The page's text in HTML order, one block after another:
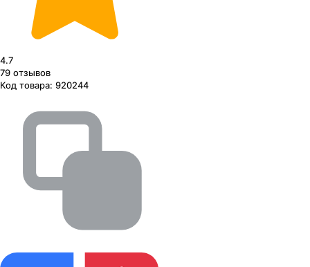
4.7
79 отзывов
Код товара: 920244